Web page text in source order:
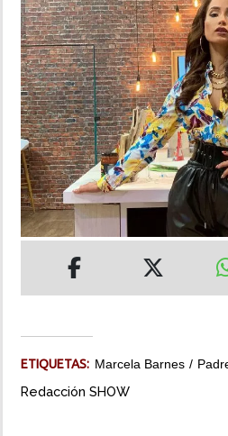
SHOW
DEPORTES
MUNDO
INSÓLITAS
MULTIMEDIA
ETIQUETAS: Marcela Barnes
Redacción SHOW